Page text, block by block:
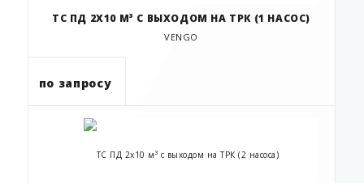
ТС ПД 2Х10 М³ С ВЫХОДОМ НА ТРК (1 НАСОС)
VENGO
по запросу